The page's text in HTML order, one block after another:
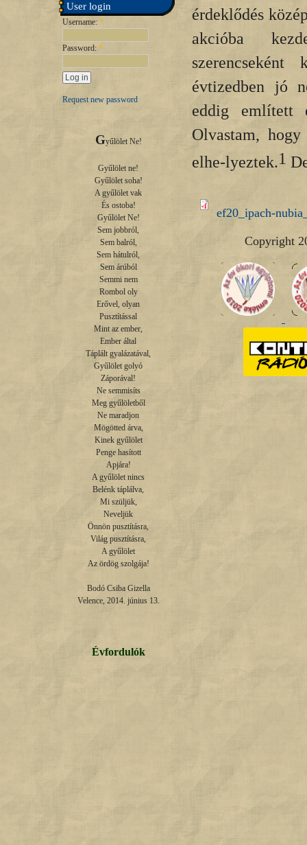
User login
Username: *
Password: *
Request new password
Gyűlölet Ne!
Gyűlölet ne!
Gyűlölet soha!
A gyűlölet vak
És ostoba!
Gyűlölet Ne!
Sem jobbról,
Sem balról,
Sem hátulról,
Sem árúból
Semmi nem
Rombol oly
Erővel, olyan
Pusztítással
Mint az ember,
Ember által
Táplált gyalázatával,
Gyűlölet golyó
Záporával!
Ne semmisíts
Meg gyűlöletből
Ne maradjon
Mögötted árva,
Kinek gyűlölet
Penge hasított
Apjára!
A gyűlölet nincs
Belénk táplálva,
Mi szüljük,
Neveljük
Önnön pusztításra,
Világ pusztításra,
A gyűlölet
Az ördög szolgája!
Bodó Csiba Gizella
Velence, 2014. június 13.
Évfordulók
érdeklődés
akcióba
évtizedben jó
eddig említett
Olvastam,
elhe-lyeztek.1
ef20_ipach-
Copyright